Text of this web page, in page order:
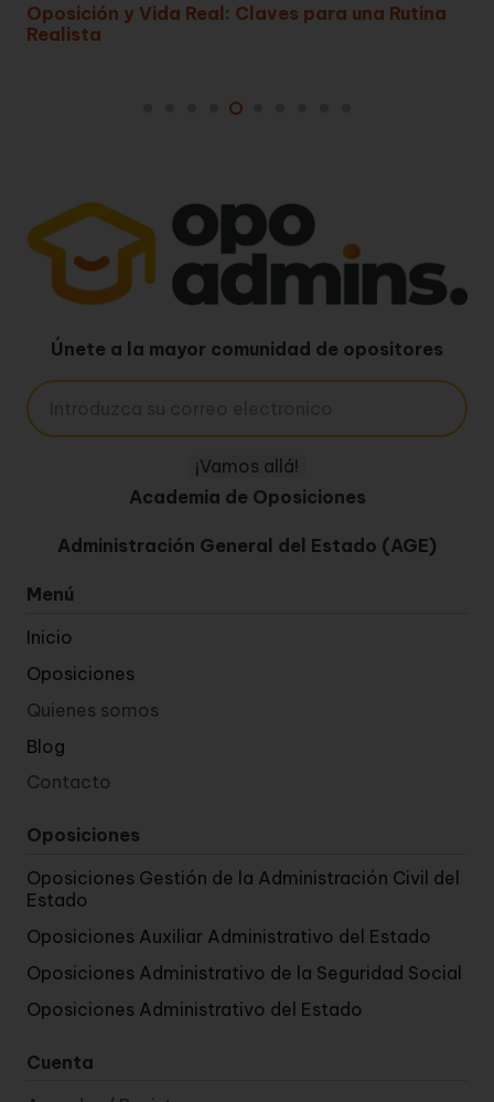
¿Qué oposiciones se pueden preparar con
Bachillerato en 2025?
Únete a la mayor comunidad de opositores
Academia de Oposiciones
Administración General del Estado (AGE)
Menú
Inicio
Oposiciones
Quienes somos
Blog
Contacto
Oposiciones
Oposiciones Gestión de la Administración Civil del
Estado
Oposiciones Auxiliar Administrativo del Estado
Oposiciones Administrativo de la Seguridad Social
Oposiciones Administrativo del Estado
Cuenta